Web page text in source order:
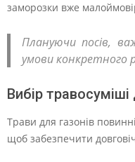
заморозки вже
Плануючи посів,
умови конкретного
Вибір
Трави для газонів
щоб забезпечити